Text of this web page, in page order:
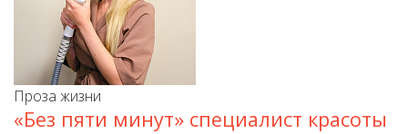
Проза жизни
«Без пяти минут» специалист красоты